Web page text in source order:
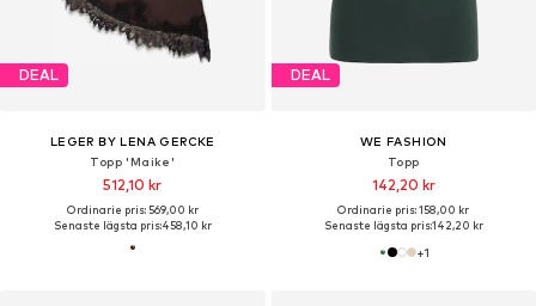
DEAL
LEGER BY LENA GERCKE
Topp 'Maike'
512,10 kr
Ordinarie pris: 569,00 kr
Senaste lägsta pris:458,10 kr
DEAL
WE FASHION
Topp
142,20 kr
Ordinarie pris: 158,00 kr
Senaste lägsta pris:142,20 kr
+1